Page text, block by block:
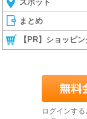
スポット
まとめ
【PR】ショッピ
ログインす